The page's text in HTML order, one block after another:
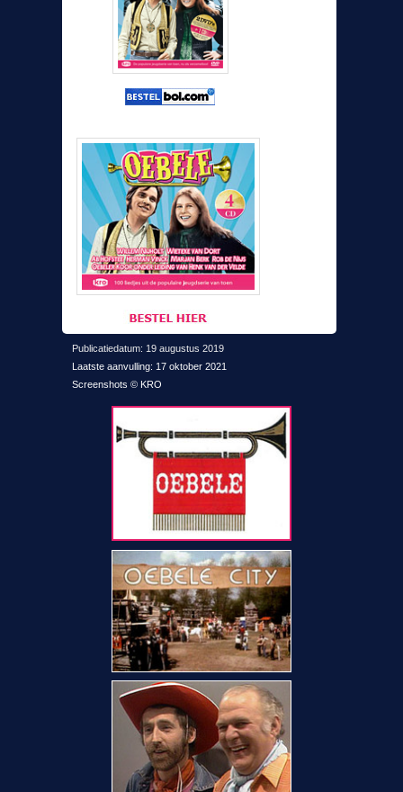
Publicatiedatum: 19 augustus 2019
Laatste aanvulling: 17 oktober 2021
Screenshots © KRO